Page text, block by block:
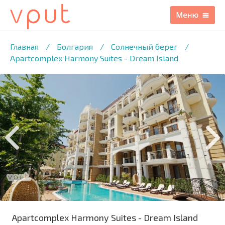
Главная / Болгария / Солнечный берег
/
Apartcomplex Harmony Suites - Dream Island
/20 ФОТО
Apartcomplex Harmony Suites - Dream Island